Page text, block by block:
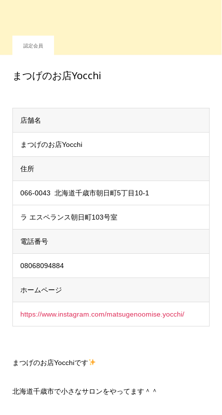
認定会員
まつげのお店Yocchi
店舗名
まつげのお店Yocchi
住所
066-0043 北海道千歳市朝日町5丁目10-1
ラ エスペランス朝日町103号室
電話番号
08068094884
ホームページ
https://www.instagram.com/matsugenoomise.yocchi/
まつげのお店Yocchiです
北海道千歳市で小さなサロンをやってます＾＾